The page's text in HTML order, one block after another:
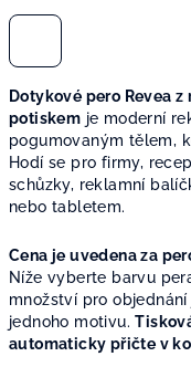
Dotykové pero Revea
potiskem je moderní
pogumovaným tělem,
Hodí se pro firmy,
schůzky, reklamní
nebo tabletem.
Cena je uvedena za
Níže vyberte barvu
množství pro
jednoho motivu.
automaticky přičte v